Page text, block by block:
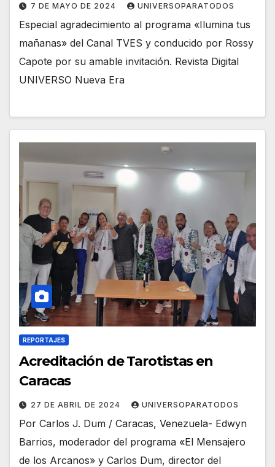
7 DE MAYO DE 2024 UNIVERSOPARATODOS
Especial agradecimiento al programa «Ilumina tus
mañanas» del Canal TVES y conducido por Rossy
Capote por su amable invitación. Revista Digital
UNIVERSO Nueva Era
REPORTAJES
Acreditación de Tarotistas en
Caracas
27 DE ABRIL DE 2024 UNIVERSOPARATODOS
Por Carlos J. Dum / Caracas, Venezuela- Edwyn
Barrios, moderador del programa «El Mensajero
de los Arcanos» y Carlos Dum, director del